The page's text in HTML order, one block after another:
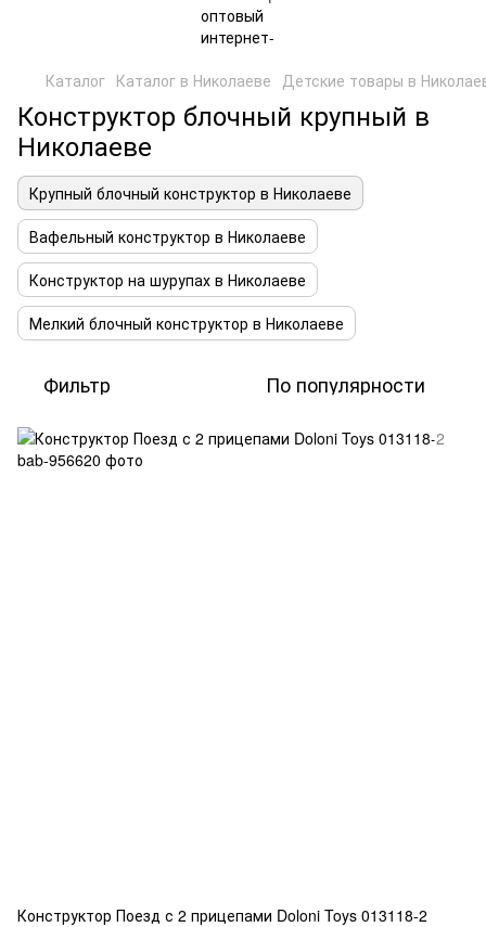
Каталог Каталог в Николаеве Детские товары в
Конструктор блочный крупный в
Николаеве
Крупный блочный конструктор в Николаеве
Вафельный конструктор в Николаеве
Конструктор на шурупах в Николаеве
Мелкий блочный конструктор в Николаеве
Фильтр По популярности
Конструктор Поезд с 2 прицепами Doloni Toys 013118-2